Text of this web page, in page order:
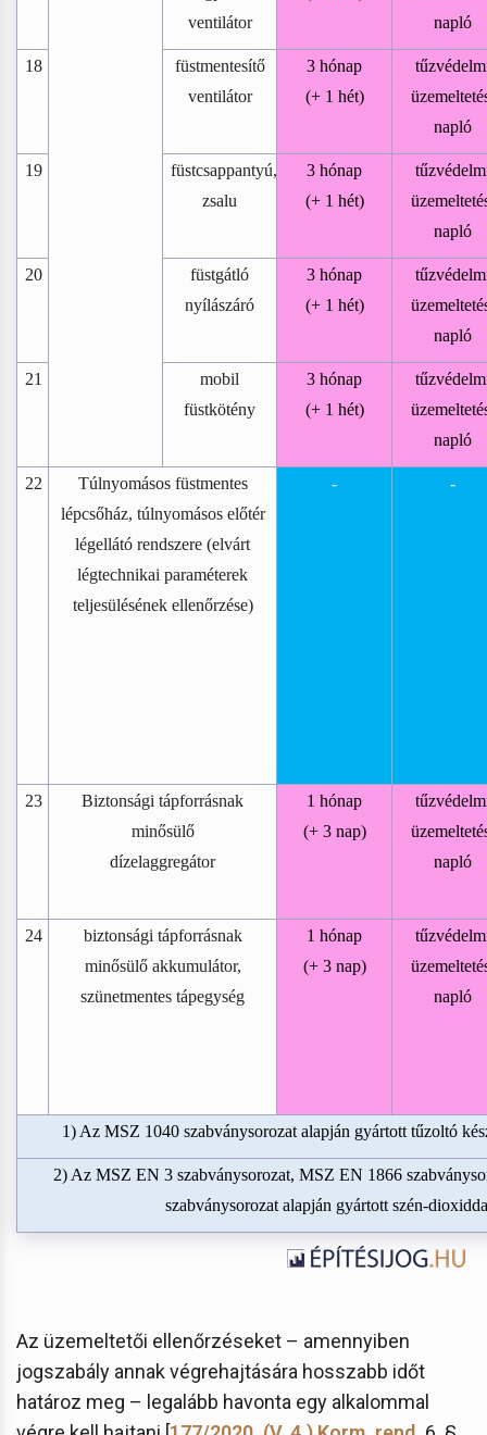
ventilátor
napló
18
füstmentesítő
ventilátor
3 hónap
(+ 1 hét)
napló
19
füstcsappantyú,
zsalu
3 hónap
(+ 1 hét)
napló
20
füstgátló
nyílászáró
3 hónap
(+ 1 hét)
napló
21
mobil
füstkötény
3 hónap
(+ 1 hét)
napló
22
Túlnyomásos füstmentes
lépcsőház, túlnyomásos előtér
légellátó rendszere (elvárt
légtechnikai paraméterek
teljesülésének ellenőrzése)
- -
23
Biztonsági tápforrásnak
minősülő
dízelaggregátor
1 hónap
(+ 3 nap)
napló
24
biztonsági tápforrásnak
minősülő akkumulátor,
szünetmentes tápegység
1 hónap
(+ 3 nap)
napló
1) Az MSZ 1040 szabványsorozat alapján gyártott tűzoltó
2) Az MSZ EN 3 szabványsorozat, MSZ EN 1866
szabványsorozat alapján gyártott szén-
Az üzemeltetői ellenőrzéseket – amennyiben
jogszabály annak végrehajtására hosszabb időt
határoz meg – legalább havonta egy alkalommal